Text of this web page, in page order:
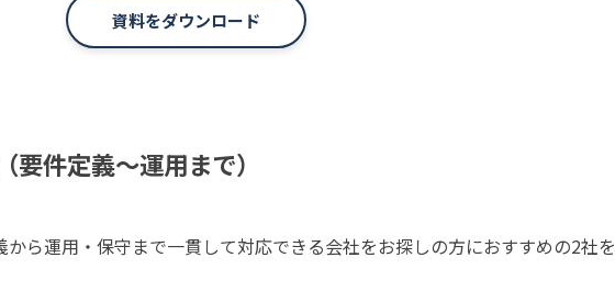
資料をダウンロード
件定義〜運用まで）
ら運用・保守まで一貫して対応できる会社をお探しの方におすすめの2社を